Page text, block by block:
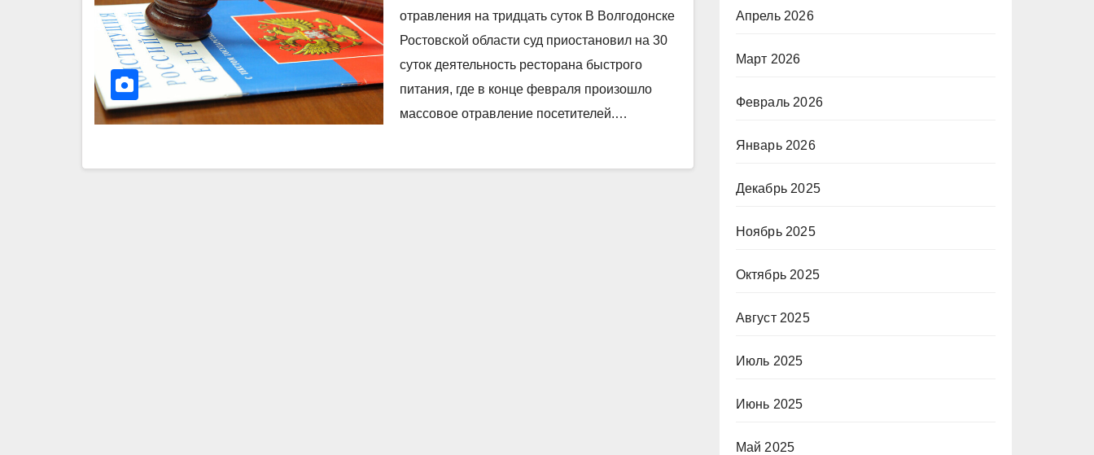
отравления на тридцать суток В Волгодонске
Ростовской области суд приостановил на 30
суток деятельность ресторана быстрого
питания, где в конце февраля произошло
массовое отравление посетителей.…
Апрель 2026
Март 2026
Февраль 2026
Январь 2026
Декабрь 2025
Ноябрь 2025
Октябрь 2025
Август 2025
Июль 2025
Июнь 2025
Май 2025